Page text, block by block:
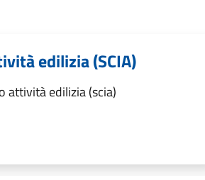
edilizia (SCIA)
attività edilizia (scia)